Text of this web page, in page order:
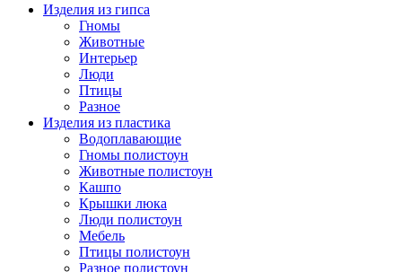
Изделия из гипса
Гномы
Животные
Интерьер
Люди
Птицы
Разное
Изделия из пластика
Водоплавающие
Гномы полистоун
Животные полистоун
Кашпо
Крышки люка
Люди полистоун
Мебель
Птицы полистоун
Разное полистоун